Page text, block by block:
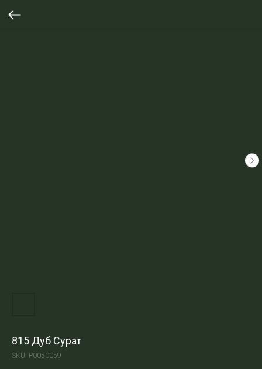
815 Дуб Сурат
SKU: Р0050059